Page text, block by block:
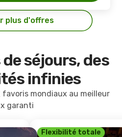
plus d'offres
séjours, des
infinies
favoris mondiaux au meilleur
garanti
Flexibilité totale